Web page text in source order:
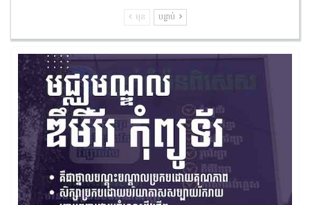
មុន បន្ទាប់